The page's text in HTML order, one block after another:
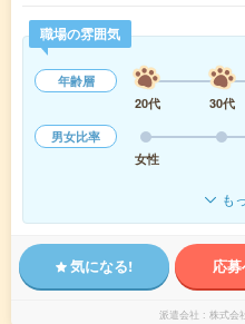
職場の雰囲気
年齢層
20代
30代
男女比率
女性
も
気になる! 応
派遣会社 株式会